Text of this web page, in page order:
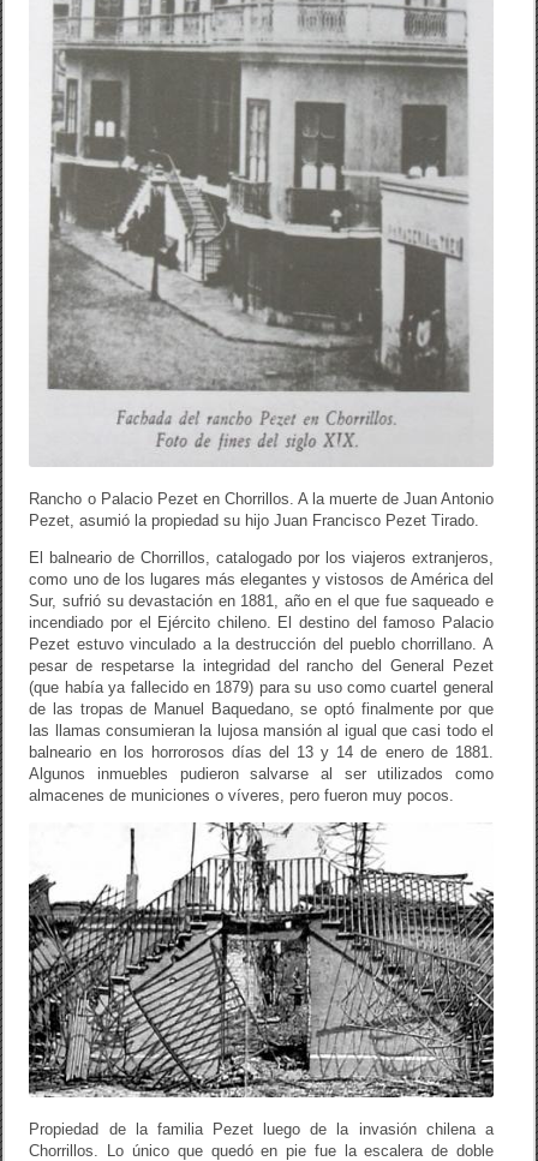
Rancho o Palacio Pezet en Chorrillos. A la muerte de Juan Antonio
Pezet, asumió la propiedad su hijo Juan Francisco Pezet Tirado.
El balneario de Chorrillos, catalogado por los viajeros extranjeros,
como uno de los lugares más elegantes y vistosos de América del
Sur, sufrió su devastación en 1881, año en el que fue saqueado e
incendiado por el Ejército chileno. El destino del famoso Palacio
Pezet estuvo vinculado a la destrucción del pueblo chorrillano. A
pesar de respetarse la integridad del rancho del General Pezet
(que había ya fallecido en 1879) para su uso como cuartel general
de las tropas de Manuel Baquedano, se optó finalmente por que
las llamas consumieran la lujosa mansión al igual que casi todo el
balneario en los horrorosos días del 13 y 14 de enero de 1881.
Algunos inmuebles pudieron salvarse al ser utilizados como
almacenes de municiones o víveres, pero fueron muy pocos.
Propiedad de la familia Pezet luego de la invasión chilena a
Chorrillos. Lo único que quedó en pie fue la escalera de doble